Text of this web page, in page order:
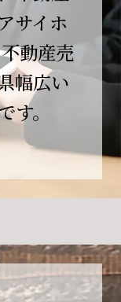
したの
お客様、お
様、そして
様のおか
ます。
学びをい
ぎません。
を忘れず、
在であり続
サイホ
動産売
幅広い
。